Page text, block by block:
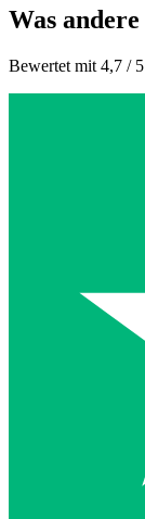
Was
Bewertet mit 4,7 / 5